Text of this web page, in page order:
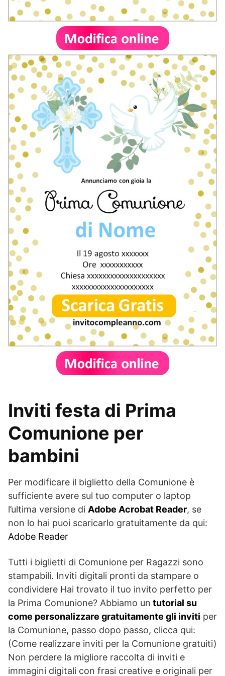
Inviti festa di Prima
Comunione per
bambini
Per modificare il biglietto della Comunione è
sufficiente avere sul tuo computer o laptop
l’ultima versione di Adobe Acrobat Reader, se
non lo hai puoi scaricarlo gratuitamente da qui:
Adobe Reader
Tutti i biglietti di Comunione per Ragazzi sono
stampabili. Inviti digitali pronti da stampare o
condividere Hai trovato il tuo invito perfetto per
la Prima Comunione? Abbiamo un tutorial su
come personalizzare gratuitamente gli inviti per
la Comunione, passo dopo passo, clicca qui:
(Come realizzare inviti per la Comunione gratuiti)
Non perdere la migliore raccolta di inviti e
immagini digitali con frasi creative e originali per